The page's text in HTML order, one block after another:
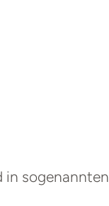
in sogenannten